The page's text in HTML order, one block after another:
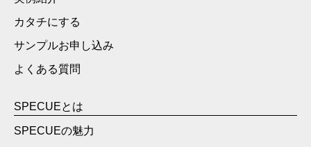
カタチにする
サンプルお申し込み
よくある質問
SPECUEとは
SPECUEの魅力